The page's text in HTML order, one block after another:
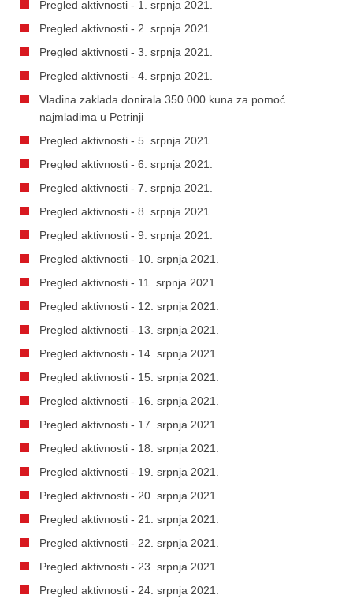
Pregled aktivnosti - 1. srpnja 2021.
Pregled aktivnosti - 2. srpnja 2021.
Pregled aktivnosti - 3. srpnja 2021.
Pregled aktivnosti - 4. srpnja 2021.
Vladina zaklada donirala 350.000 kuna za pomoć
najmlađima u Petrinji
Pregled aktivnosti - 5. srpnja 2021.
Pregled aktivnosti - 6. srpnja 2021.
Pregled aktivnosti - 7. srpnja 2021.
Pregled aktivnosti - 8. srpnja 2021.
Pregled aktivnosti - 9. srpnja 2021.
Pregled aktivnosti - 10. srpnja 2021.
Pregled aktivnosti - 11. srpnja 2021.
Pregled aktivnosti - 12. srpnja 2021.
Pregled aktivnosti - 13. srpnja 2021.
Pregled aktivnosti - 14. srpnja 2021.
Pregled aktivnosti - 15. srpnja 2021.
Pregled aktivnosti - 16. srpnja 2021.
Pregled aktivnosti - 17. srpnja 2021.
Pregled aktivnosti - 18. srpnja 2021.
Pregled aktivnosti - 19. srpnja 2021.
Pregled aktivnosti - 20. srpnja 2021.
Pregled aktivnosti - 21. srpnja 2021.
Pregled aktivnosti - 22. srpnja 2021.
Pregled aktivnosti - 23. srpnja 2021.
Pregled aktivnosti - 24. srpnja 2021.